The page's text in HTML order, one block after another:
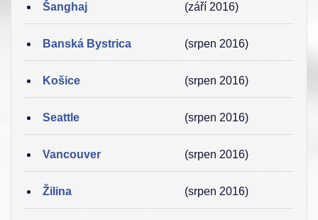
Šanghaj (září 2016)
Banská Bystrica (srpen 2016)
Košice (srpen 2016)
Seattle (srpen 2016)
Vancouver (srpen 2016)
Žilina (srpen 2016)